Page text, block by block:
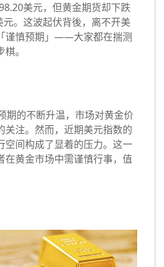
美元，但黄金期货却下跌
元。这波起伏背後，离不开美
谨慎预期」——大家都在揣测
。
的不断升温，市场对黄金价
关注。然而，近期美元指数的
空间构成了显着的压力。这一
在黄金市场中需谨慎行事，值